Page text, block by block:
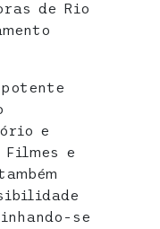
de Rio
e
e
se